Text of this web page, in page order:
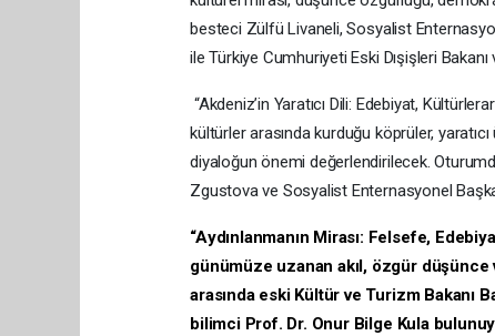
besteci Zülfü Livaneli, Sosyalist
ile Türkiye Cumhuriyeti Eski Dışişleri
“Akdeniz’in Yaratıcı Dili: Edebiyat,
kültürler arasında kurduğu köprüler,
diyaloğun önemi değerlendirilecek.
Zgustova ve Sosyalist Enternasyonel
“Aydınlanmanın Mirası: Felsefe,
günümüze uzanan akıl, özgür düşünce
arasında eski Kültür ve Turizm
bilimci Prof. Dr. Onur Bilge Kula